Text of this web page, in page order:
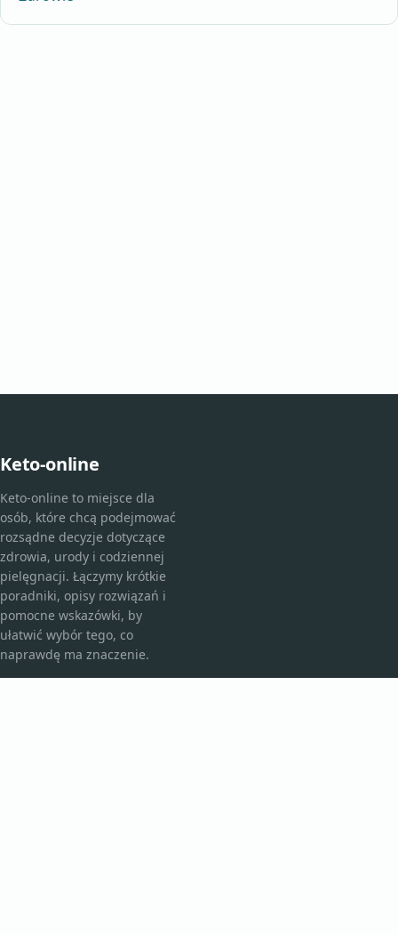
Keto-online
Keto-online to miejsce dla
osób, które chcą podejmować
rozsądne decyzje dotyczące
zdrowia, urody i codziennej
pielęgnacji. Łączymy krótkie
poradniki, opisy rozwiązań i
pomocne wskazówki, by
ułatwić wybór tego, co
naprawdę ma znaczenie.